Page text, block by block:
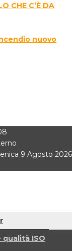
CHE C’È DA
nuovo
9 Agosto 2026
ISO